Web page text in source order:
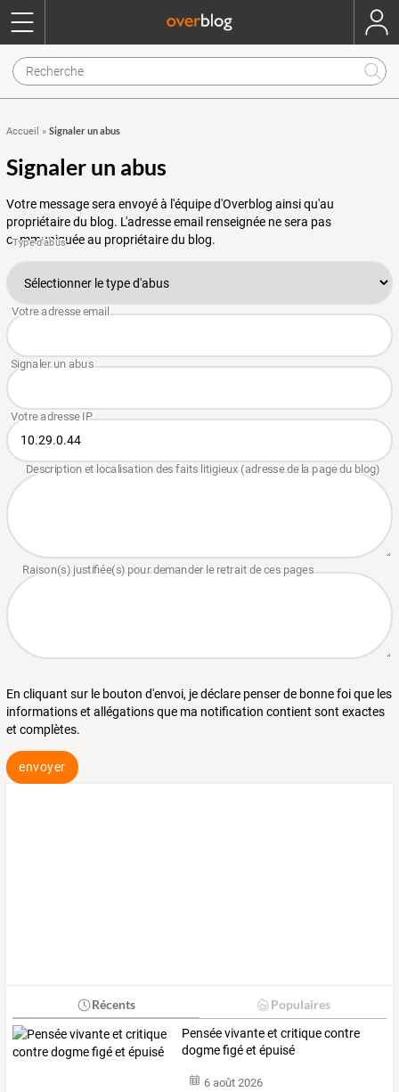
Accueil » Signaler un abus
Signaler un abus
Votre message sera envoyé à l'équipe d'Overblog ainsi qu'au
propriétaire du blog. L'adresse email renseignée ne sera pas
communiquée au propriétaire du blog.
En cliquant sur le bouton d'envoi, je déclare penser de bonne foi que les
informations et allégations que ma notification contient sont exactes
et complètes.
envoyer
Récents Populaires
Pensée vivante et critique contre
dogme figé et épuisé
6 août 2026